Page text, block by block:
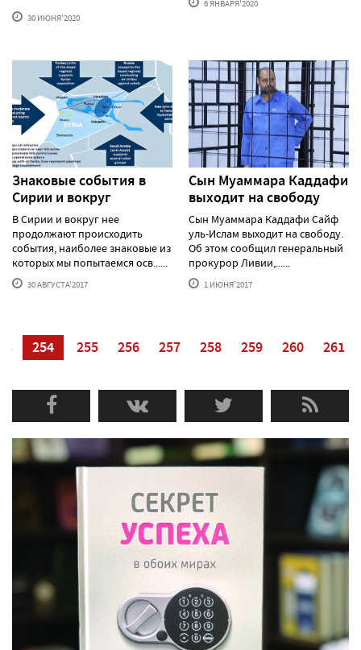
30 ИЮНЯ'2020
6 ЯНВАРЯ'2020
Знаковые события в
Сирии и вокруг
В Сирии и вокруг нее
продолжают происходить
события, наиболее знаковые из
которых мы попытаемся осв......
30 АВГУСТА'2017
Сын Муаммара Каддафи
выходит на свободу
Сын Муаммара Каддафи Сайф
уль-Ислам выходит на свободу.
Об этом сообщил генеральный
прокурор Ливии,......
1 ИЮНЯ'2017
254 255 256 257 258 259 260 261